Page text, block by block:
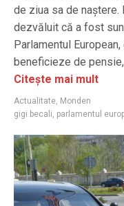
de ziua sa de naștere.
dezvăluit că a fost
Parlamentul
beneficieze de
Citește mai mult
Actualitate, Monden
gigi becali, parlamentul